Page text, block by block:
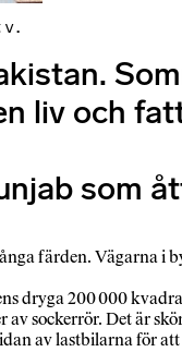
v.
liv och
som
färden. Vägarna
dryga 200 000
sockerrör. Det är
av lastbilarna för att